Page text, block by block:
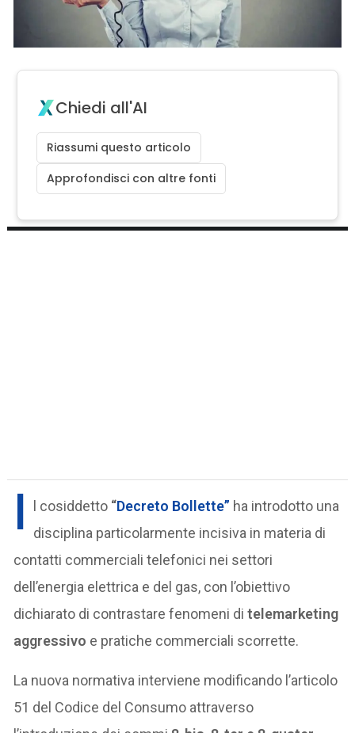
Chiedi all'AI
Riassumi questo articolo
Approfondisci con altre fonti
I l cosiddetto “Decreto Bollette” ha introdotto una
disciplina particolarmente incisiva in materia di
contatti commerciali telefonici nei settori
dell’energia elettrica e del gas, con l’obiettivo
dichiarato di contrastare fenomeni ditelemarketing
aggressivo e pratiche commerciali scorrette.
La nuova normativa interviene modificando l’articolo
51 del Codice del Consumo attraverso